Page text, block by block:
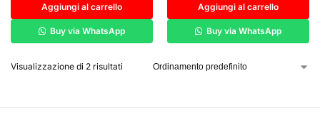
Aggiungi al carrello
Buy via WhatsApp
Aggiungi al carrello
Buy via WhatsApp
Visualizzazione di 2 risultati